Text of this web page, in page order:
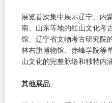
展览首次集中展示辽宁、内
南、山东等地的红山文化考
馆、辽宁省文物考古研究院
林右旗博物馆、赤峰学院等
山文化的完整脉络和独特内涵
其他展品